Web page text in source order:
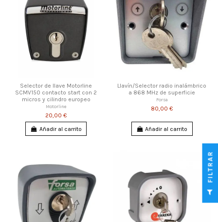
FILTRAR
Selector de llave Motorline
SCMV150 contacto start con 2
micros y cilindro europeo
Motorline
20,00 €
Añadir al carrito
Llavín/Selector radio inalámbrico
a 868 MHz de superficie
Forsa
80,00 €
Añadir al carrito